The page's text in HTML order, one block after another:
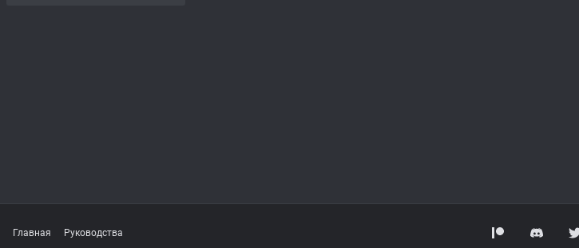
Главная Руководства